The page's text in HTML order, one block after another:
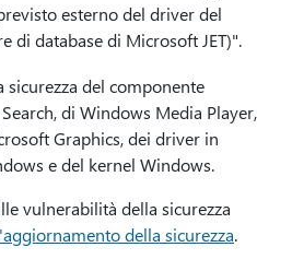
esterno del driver del
di database di Microsoft JET)".
del componente
di Windows Media Player,
Graphics, dei driver in
e del kernel Windows.
vulnerabilità della sicurezza
della sicurezza.